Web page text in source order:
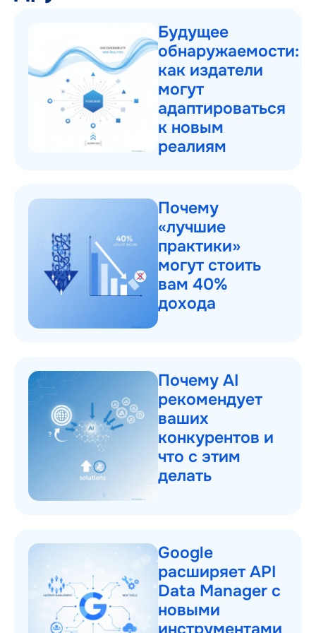
Будущее
обнаружаемости:
как издатели
могут
адаптироваться
к новым
реалиям
Почему
«лучшие
практики»
могут стоить
вам 40%
дохода
Почему AI
рекомендует
ваших
конкурентов и
что с этим
делать
Google
расширяет API
Data Manager с
новыми